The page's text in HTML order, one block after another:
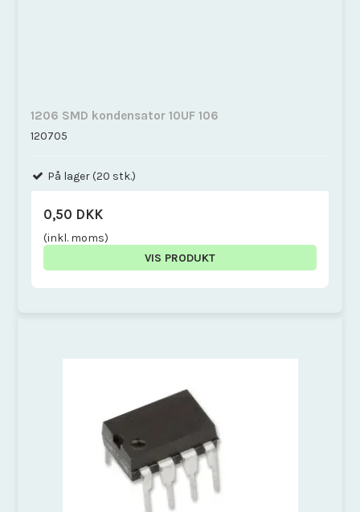
1206 SMD kondensator 10UF 106
120705
På lager (20 stk.)
0,50 DKK
(inkl. moms)
VIS PRODUKT